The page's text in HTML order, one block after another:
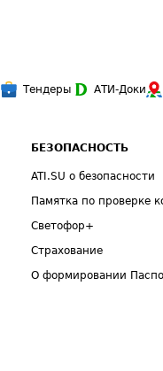
Тендеры АТИ-Доки
БЕЗОПАСНОСТЬ
ATI.SU о безопасности
Памятка по проверке
Светофор+
Страхование
О формировании